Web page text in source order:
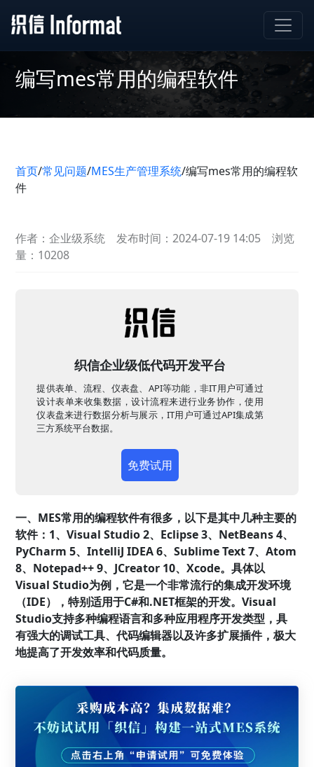
编写mes常用的编程软件
首页/常见问题/MES生产管理系统/编写mes常用的编程软
件
作者：企业级系统 发布时间：2024-07-19 14:05
浏览
量：10208
织信企业级低代码开发平台
提供表单、流程、仪表盘、API等功能，非IT用户可通过
设计表单来收集数据，设计流程来进行业务协作，使用
仪表盘来进行数据分析与展示，IT用户可通过API集成第
三方系统平台数据。
免费试用
一、MES常用的编程软件有很多，以下是其中几种主要的
软件：1、Visual Studio 2、Eclipse 3、NetBeans 4、
PyCharm 5、IntelliJ IDEA 6、Sublime Text 7、Atom
8、Notepad++ 9、JCreator 10、Xcode。具体以
Visual Studio为例，它是一个非常流行的集成开发环境
（IDE），特别适用于C#和.NET框架的开发。Visual
Studio支持多种编程语言和多种应用程序开发类型，具
有强大的调试工具、代码编辑器以及许多扩展插件，极大
地提高了开发效率和代码质量。